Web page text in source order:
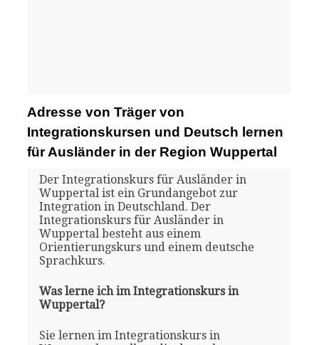
Adresse von Träger von
Integrationskursen und Deutsch lernen
für Ausländer in der Region Wuppertal
Der Integrationskurs für Ausländer in
Wuppertal ist ein Grundangebot zur
Integration in Deutschland. Der
Integrationskurs für Ausländer in
Wuppertal besteht aus einem
Orientierungskurs und einem deutsche
Sprachkurs.
Was lerne ich im Integrationskurs in
Wuppertal?
Sie lernen im Integrationskurs in